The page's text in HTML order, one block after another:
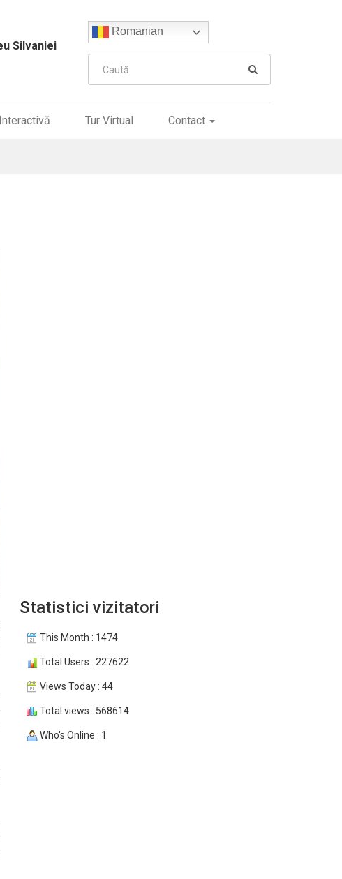
Silvaniei
Romanian
Tur Virtual Contact
Statistici vizitatori
This Month : 1474
Total Users : 227622
Views Today : 44
Total views : 568614
Who's Online : 1